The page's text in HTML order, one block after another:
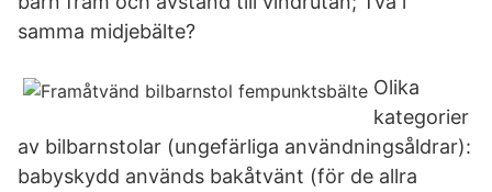
samma midjebälte?
Olika
kategorier
av bilbarnstolar (ungefärliga användningsåldrar):
babyskydd används bakåtvänt (för de allra